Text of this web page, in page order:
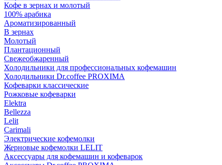
Кофе в зернах и молотый
100% арабика
Ароматизированный
В зернах
Молотый
Плантационный
Свежеобжаренный
Холодильники для профессиональных кофемашин
Холодильники Dr.coffee PROXIMA
Кофеварки классические
Рожковые кофеварки
Elektra
Bellezza
Lelit
Carimali
Электрические кофемолки
Жерновые кофемолки LELIT
Аксессуары для кофемашин и кофеварок